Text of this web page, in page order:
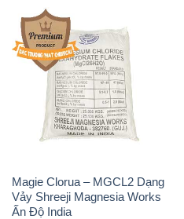
Magie Clorua – MGCL2 Dạng
Vảy Shreeji Magnesia Works
Ấn Độ India